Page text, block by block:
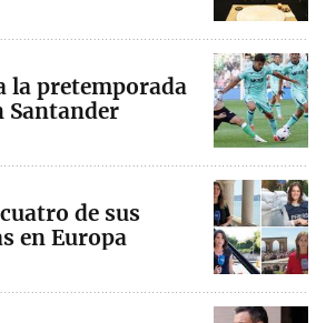
la pretemporada
Santander
de sus
en Europa